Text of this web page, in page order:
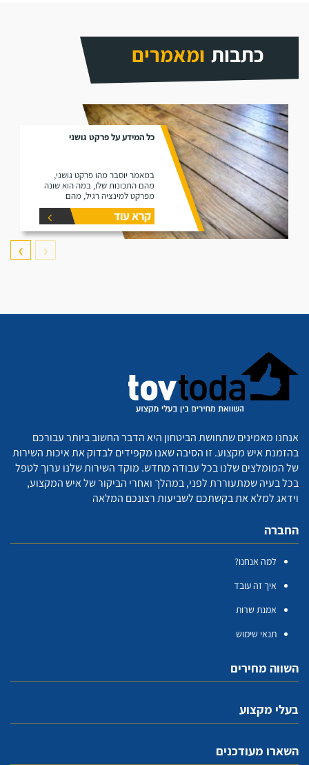
כתבות ומאמרים
כל המידע על פרקט גושני
במאמר יוסבר מהו פרקט גושני,
מהם התכונות שלו, במה הוא שונה
מפרקט למינציה רגיל, מהם
היתרונות שלו ומהם החסרונות שלו.
קרא עוד
❮
❯
אנחנו מאמינים שתחושת הביטחון היא הדבר החשוב ביותר עבורכם
בהזמנת איש מקצוע. זו הסיבה שאנו מקפידים לבדוק את איכות השירות
של המומלצים שלנו בכל עבודה מחדש. מוקד השירות שלנו ערוך לטפל
בכל בעיה שמתעוררת לפני, במהלך ואחרי הביקור של איש המקצוע,
וידאג למלא את בקשתכם לשביעות רצונכם המלאה
החברה
למה אנחנו?
איך זה עובד
אמנת שרות
תנאי שימוש
השווה מחירים
בעלי מקצוע
השארו מעודכנים